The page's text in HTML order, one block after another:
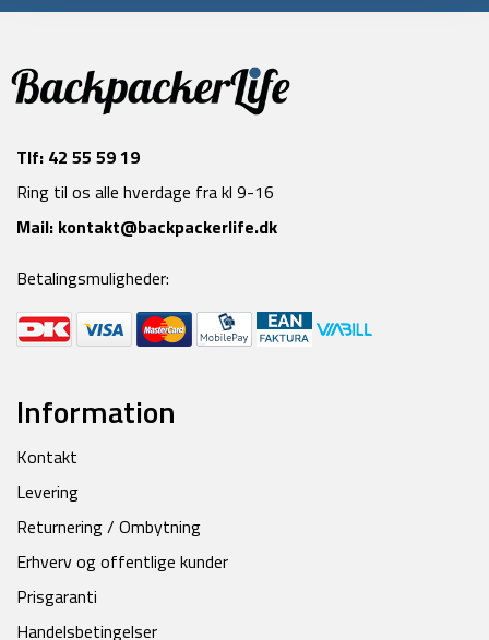
Tlf: 42 55 59 19
Ring til os alle hverdage fra kl 9-16
Mail: kontakt@backpackerlife.dk
Betalingsmuligheder:
Information
Kontakt
Levering
Returnering / Ombytning
Erhverv og offentlige kunder
Prisgaranti
Handelsbetingelser